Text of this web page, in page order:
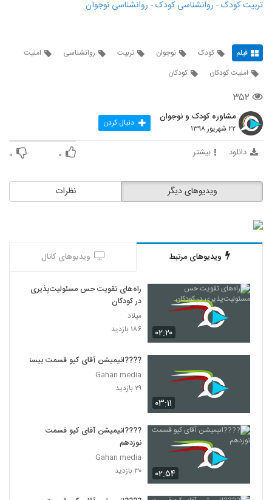
تربیت کودک - روانشناسی کودک - روانشناسی نوجوان
فیلم کودک نوجوان تربیت روانشناسی
امنیت
امنیت کودکان
کودکان
۳۵۲
مشاوره کودک و نوجوان
۲۲ شهریور ۱۳۹۸ دنبال کردن
دانلود بیشتر ۰ ۰
نظرات ویدیوهای دیگر
ویدیوهای مرتبط ویدیوهای کانال
۰۲:۲۰
راه‌های تقویت حس مسئولیت‌پذیری
در کودکان
میلاد
۱۸۶ بازدید
۰۳:۱۱
????️انیمیشن آقای کیو قسمت بیستم
Gahan media
۲۹ بازدید
۰۲:۵۴
????️انیمیشن آقای کیو قسمت
نوزدهم
Gahan media
۳۰ بازدید